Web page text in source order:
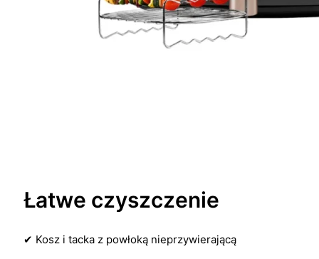
Łatwe czyszczenie
✔ Kosz i tacka z powłoką nieprzywierającą